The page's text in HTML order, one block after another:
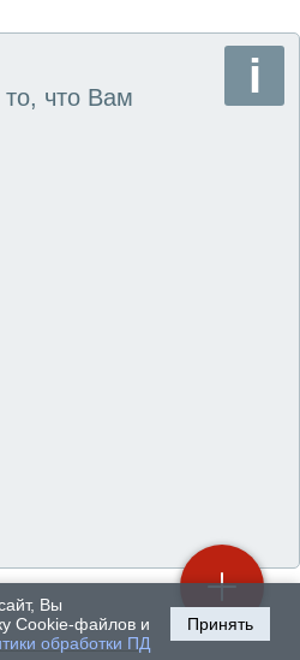
что Вам
Вы
Cookie-файлов и
обработки ПД
Принять